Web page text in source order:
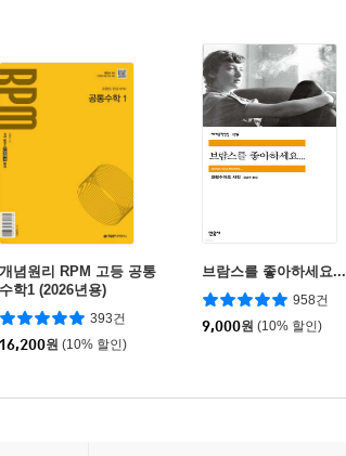
개념원리 RPM 고등 공통
수학1 (2026년용)
393건
16,200원 (10% 할인)
브람스를 좋아하세요...
958건
9,000원 (10% 할인)